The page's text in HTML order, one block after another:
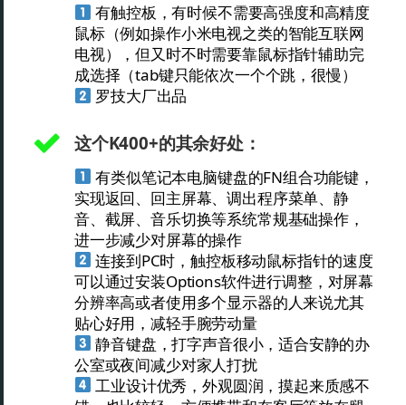
有触控板，有时候不需要高强度和高精度
鼠标（例如操作小米电视之类的智能互联网
电视），但又时不时需要靠鼠标指针辅助完
成选择（tab键只能依次一个个跳，很慢）
罗技大厂出品
这个K400+的其余好处：
有类似笔记本电脑键盘的FN组合功能键，
实现返回、回主屏幕、调出程序菜单、静
音、截屏、音乐切换等系统常规基础操作，
进一步减少对屏幕的操作
连接到PC时，触控板移动鼠标指针的速度
可以通过安装Options软件进行调整，对屏幕
分辨率高或者使用多个显示器的人来说尤其
贴心好用，减轻手腕劳动量
静音键盘，打字声音很小，适合安静的办
公室或夜间减少对家人打扰
工业设计优秀，外观圆润，摸起来质感不